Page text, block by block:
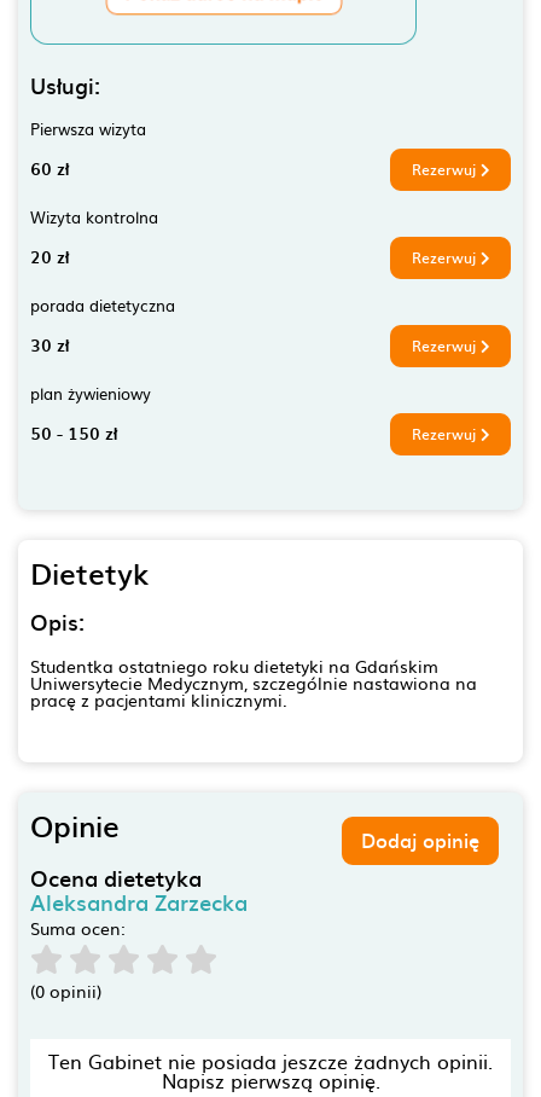
Usługi:
Pierwsza wizyta
60 zł Rezerwuj
Wizyta kontrolna
20 zł Rezerwuj
porada dietetyczna
30 zł Rezerwuj
plan żywieniowy
50 - 150 zł Rezerwuj
Dietetyk
Opis:
Studentka ostatniego roku dietetyki na Gdańskim
Uniwersytecie Medycznym, szczególnie nastawiona na
pracę z pacjentami klinicznymi.
Opinie Dodaj opinię
Ocena dietetyka
Aleksandra Zarzecka
Suma ocen:
(0 opinii)
Ten Gabinet nie posiada jeszcze żadnych opinii.
Napisz pierwszą opinię.